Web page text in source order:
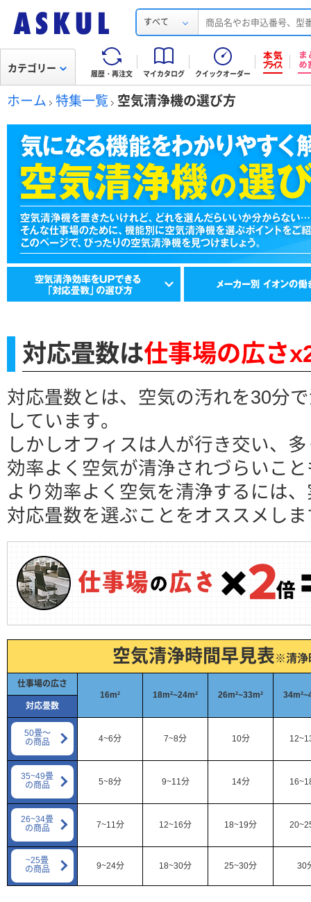
すべて
履歴・再注文 マイカタログ クイックオーダー
カテゴリー
ホーム 特集一覧 空気清浄機の選び方
対応畳数は仕事場の広さ
対応畳数とは、空気の汚れを30分
しています。
しかしオフィスは人が行き交い、
効率よく空気が清浄されづらいこ
より効率よく空気を清浄するには
対応畳数を選ぶことをオススメし
空気清浄時間早見表※清浄
仕事場の広さ
16m²
18m²~24m² 26m²~33m²
対応畳数
50畳～
の商品
4~6分 7~8分 10分
35~49畳
の商品
5~8分 9~11分 14分
26~34畳
の商品
7~11分 12~16分 18~19分
~25畳
の商品
9~24分 18~30分 25~30分 30